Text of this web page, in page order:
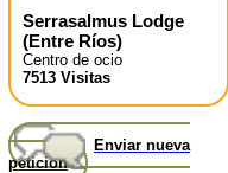
Serrasalmus Lodge
(Entre Ríos)
Centro de ocio
7513 Visitas
Enviar nueva
petición